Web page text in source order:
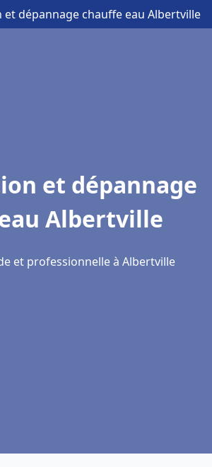
et dépannage chauffe eau Albertville
et dépannage
Albertville
et professionnelle à Albertville